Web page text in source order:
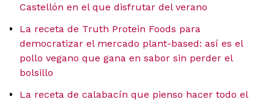
Castellón en el que disfrutar del verano
La receta de Truth Protein Foods para
democratizar el mercado plant-based: así es el
pollo vegano que gana en sabor sin perder el
bolsillo
La receta de calabacín que pienso hacer todo el